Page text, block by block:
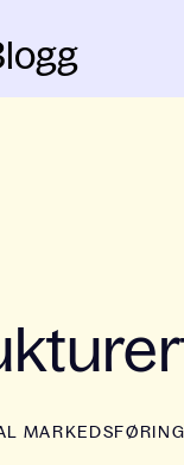
MARKEDSFØRING